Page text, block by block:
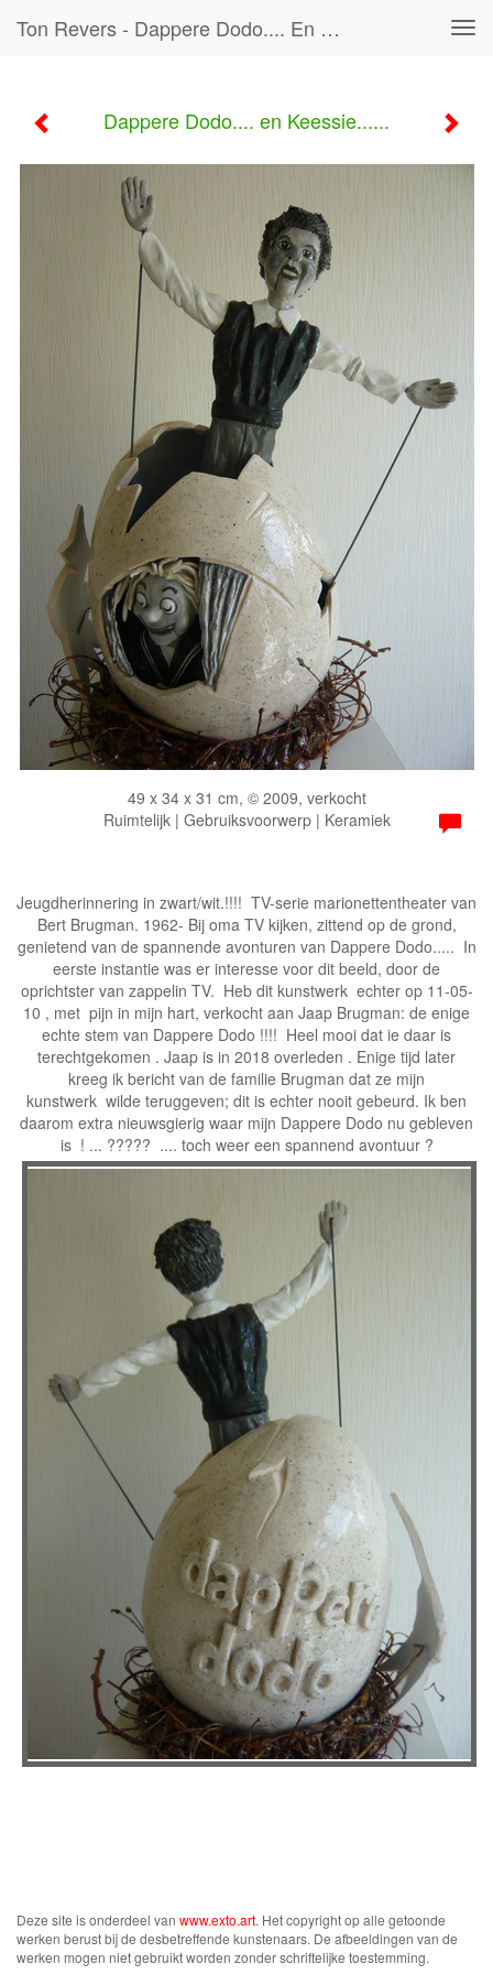
Ton Revers - Dappere Dodo.... En Keessie......
Dappere Dodo.... en Keessie......
49 x 34 x 31 cm, © 2009, verkocht
Ruimtelijk | Gebruiksvoorwerp | Keramiek
Jeugdherinnering in zwart/wit.!!!! TV-serie marionettentheater van
Bert Brugman. 1962- Bij oma TV kijken, zittend op de grond,
genietend van de spannende avonturen van Dappere Dodo..... In
eerste instantie was er interesse voor dit beeld, door de
oprichtster van zappelin TV. Heb dit kunstwerk echter op 11-05-
10 , met pijn in mijn hart, verkocht aan Jaap Brugman: de enige
echte stem van Dappere Dodo !!!! Heel mooi dat ie daar is
terechtgekomen . Jaap is in 2018 overleden . Enige tijd later
kreeg ik bericht van de familie Brugman dat ze mijn
kunstwerk wilde teruggeven; dit is echter nooit gebeurd. Ik ben
daarom extra nieuwsgierig waar mijn Dappere Dodo nu gebleven
is ! ... ????? .... toch weer een spannend avontuur ?
Deze site is onderdeel van www.exto.art. Het copyright op alle getoonde
werken berust bij de desbetreffende kunstenaars. De afbeeldingen van de
werken mogen niet gebruikt worden zonder schriftelijke toestemming.